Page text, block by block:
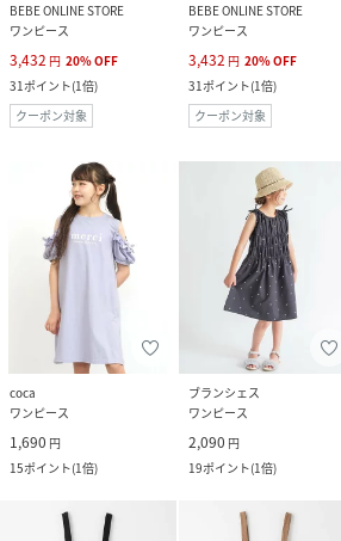
BEBE ONLINE STORE
ワンピース
3,432 円 20%OFF
31ポイント(1倍)
クーポン対象
BEBE ONLINE STORE
ワンピース
3,432 円 20%OFF
31ポイント(1倍)
クーポン対象
coca
ワンピース
1,690 円
15ポイント(1倍)
ブランシェス
ワンピース
2,090 円
19ポイント(1倍)